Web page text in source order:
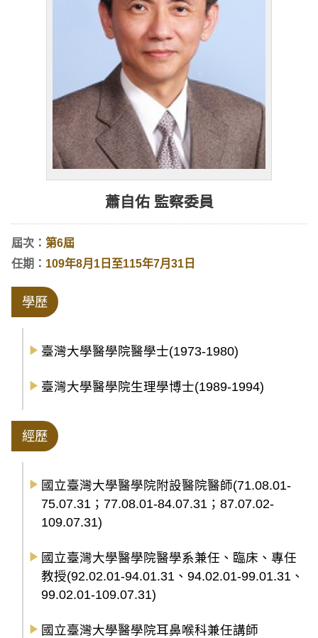
蕭自佑 監察委員
屆次： 第6屆
任期： 109年8月1日至115年7月31日
學歷
臺灣大學醫學院醫學士(1973-1980)
臺灣大學醫學院生理學博士(1989-1994)
經歷
國立臺灣大學醫學院附設醫院醫師(71.08.01-
75.07.31；77.08.01-84.07.31；87.07.02-
109.07.31)
國立臺灣大學醫學院醫學系兼任、臨床、專任
教授(92.02.01-94.01.31、94.02.01-99.01.31、
99.02.01-109.07.31)
國立臺灣大學醫學院耳鼻喉科兼任講師